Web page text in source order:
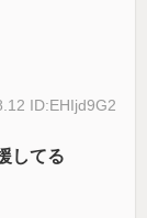
ID:EHIjd9G2
してる